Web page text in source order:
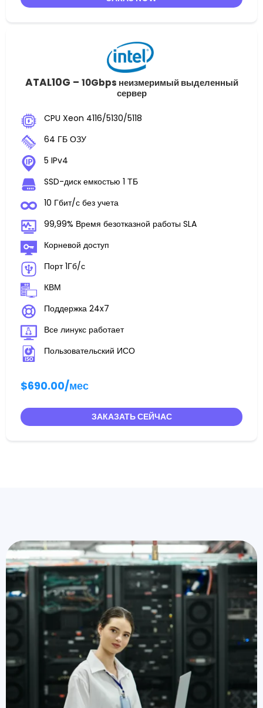
ATAL10G – 10Gbps неизмеримый выделенный
сервер
CPU Xeon 4116/5130/5118
64 ГБ ОЗУ
5 IPv4
SSD-диск емкостью 1 ТБ
10 Гбит/с без учета
99,99% Время безотказной работы SLA
Корневой доступ
Порт 1Гб/с
КВМ
Поддержка 24x7
Все линукс работает
Пользовательский ИСО
$690.00/мес
ЗАКАЗАТЬ СЕЙЧАС